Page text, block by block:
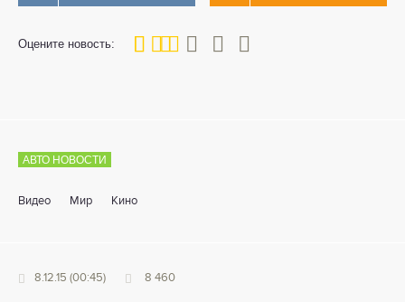
Оцените новость:
40
1 3 4 5
АВТО НОВОСТИ
Видео Мир Кино
8.12.15 (00:45) 8 460